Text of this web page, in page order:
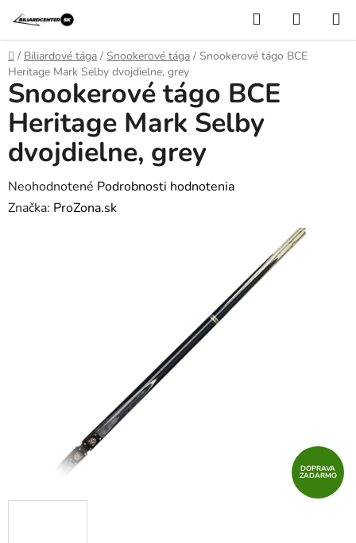
obsah
Hľadať
KOŠÍK
Domov
/ Biliardové tága / Snookerové tága / Snookerové tágo BCE
Heritage Mark Selby dvojdielne, grey
Snookerové tágo BCE
Heritage Mark Selby
dvojdielne, grey
Priemerné
hodnotenie
Neohodnotené Podrobnosti hodnotenia
Značka: ProZona.sk
DOPRAVA
ZADARMO